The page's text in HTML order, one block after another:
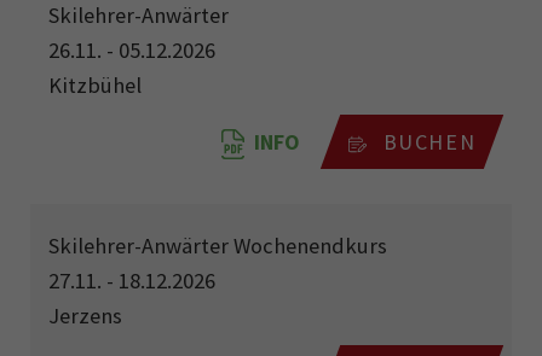
Skilehrer-Anwärter
26.11. - 05.12.2026
Kitzbühel
INFO BUCHEN
Skilehrer-Anwärter Wochenendkurs
27.11. - 18.12.2026
Jerzens